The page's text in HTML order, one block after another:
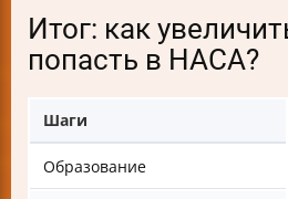
Итог: как
попасть в НАСА?
Шаги
Образование